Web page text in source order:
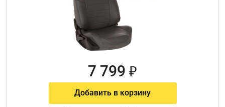
7 799 ₽
Добавить в корзину